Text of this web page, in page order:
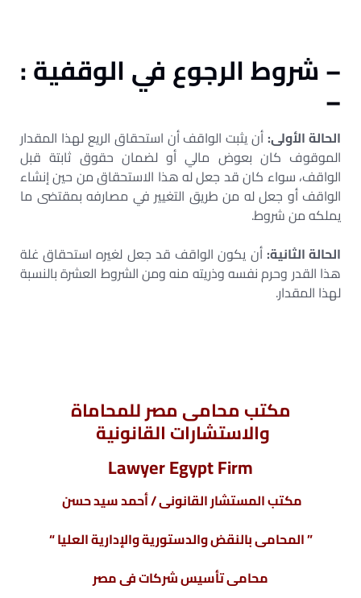
– شروط الرجوع في الوقفية :
–
الحالة الأولى:أن يثبت الواقف أن استحقاق الريع لهذا المقدار
الموقوف كان بعوض مالي أو لضمان حقوق ثابتة قبل
الواقف، سواء كان قد جعل له هذا الاستحقاق من حين إنشاء
الواقف أو جعل له من طريق التغيير في مصارفه بمقتضى ما
يملكه من شروط.
الحالة الثانية:أن يكون الواقف قد جعل لغيره استحقاق غلة
هذا القدر وحرم نفسه وذريته منه ومن الشروط العشرة بالنسبة
لهذا المقدار.
مكتب محامى مصر للمحاماة
والاستشارات القانونية
Lawyer Egypt Firm
مكتب المستشار القانونى / أحمد سيد حسن
” المحامى بالنقض والدستورية والإدارية العليا “
محامى تأسيس شركات فى مصر